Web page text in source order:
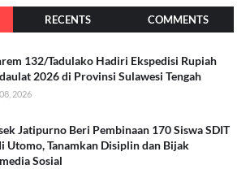
RECENTS COMMENTS
132/Tadulako Hadiri Ekspedisi Rupiah
2026 di Provinsi Sulawesi Tengah
2026
Jatipurno Beri Pembinaan 170 Siswa SDIT
Utomo, Tanamkan Disiplin dan Bijak
Sosial